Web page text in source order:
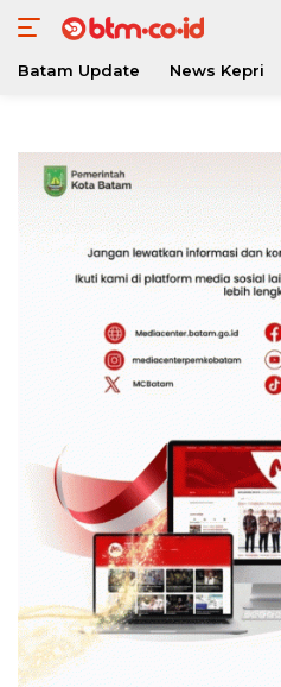
konten
Batam Update News Kepri